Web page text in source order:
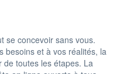
se concevoir sans vous.
besoins et à vos réalités, la
toutes les étapes. La